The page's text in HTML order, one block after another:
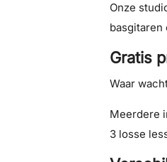
Onze
basgitaren
Gratis
Waar
Meerdere
3 losse